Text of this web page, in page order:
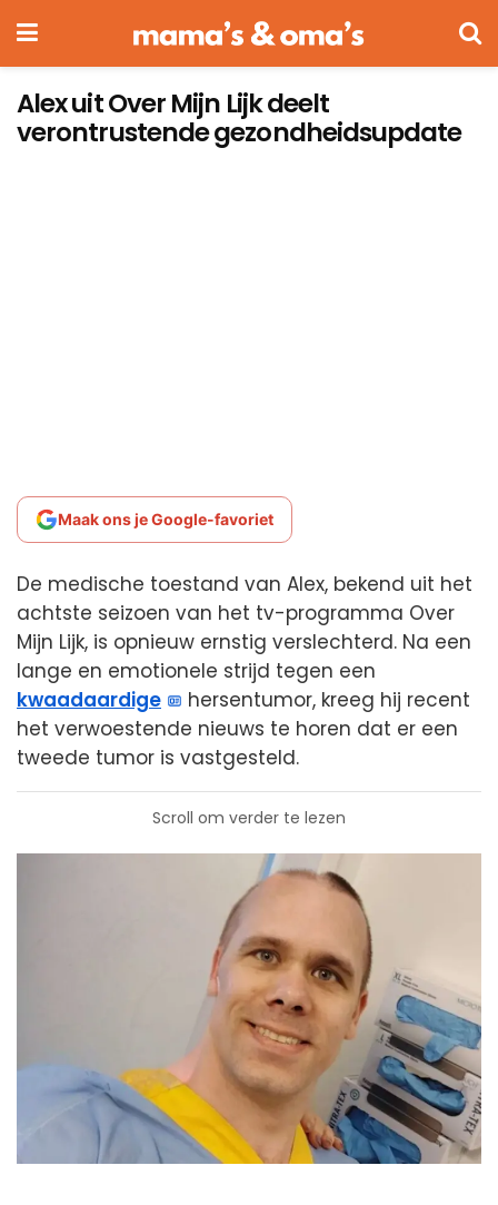
Alex uit Over Mijn Lijk deelt
verontrustende gezondheidsupdate
Maak ons je Google-favoriet
De medische toestand van Alex, bekend uit het
achtste seizoen van het tv-programma Over
Mijn Lijk, is opnieuw ernstig verslechterd. Na een
lange en emotionele strijd tegen een
kwaadaardige
hersentumor, kreeg hij recent
het verwoestende nieuws te horen dat er een
tweede tumor is vastgesteld.
Scroll om verder te lezen